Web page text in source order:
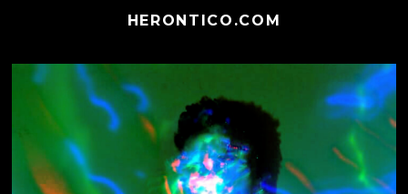
HERONTICO.COM